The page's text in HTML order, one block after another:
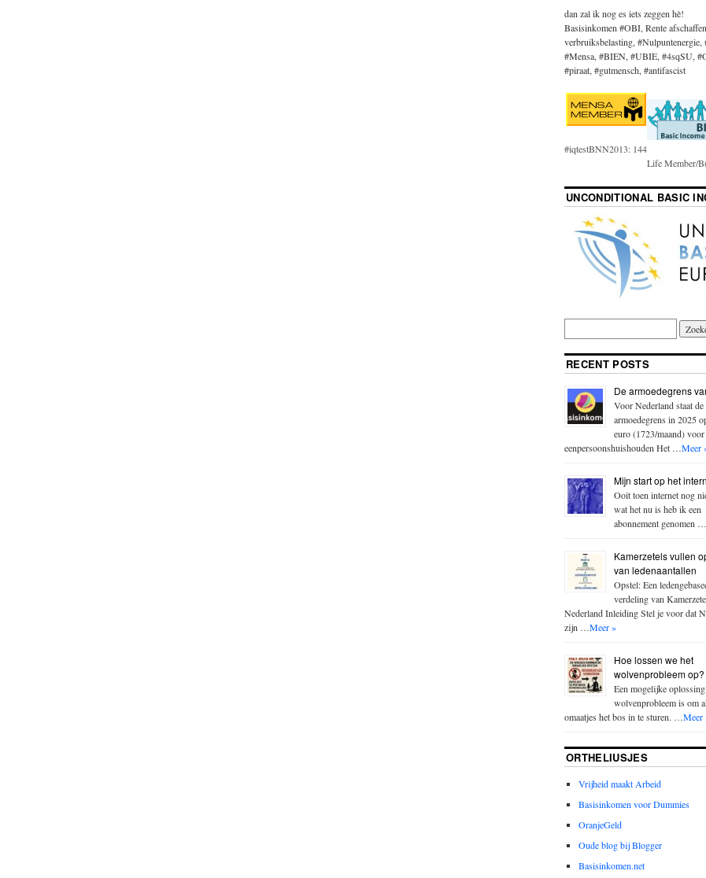
dan zal ik nog es iets zeggen hè!
Basisinkomen #OBI, Rente
verbruiksbelasting,
#Mensa, #BIEN, #UBIE, #4sqSU,
#piraat, #gutmensch, #antifascist
#iqtestBNN2013: 144
Life Member/
UNCONDITIONAL BASIC
RECENT POSTS
De armoedegrens
Voor Nederland staat de
armoedegrens in 2025
euro (1723/maand) voor
eenpersoonshuishouden Het …Meer
Mijn start op het
Ooit toen internet nog
wat het nu is heb ik een
abonnement genomen …
Kamerzetels vullen
van ledenaantallen
Opstel: Een
verdeling van
Nederland Inleiding Stel je voor dat
zijn …Meer »
Hoe lossen we het
wolvenprobleem op?
Een mogelijke
wolvenprobleem is om
omaatjes het bos in te sturen. …Meer
ORTHELIUSJES
Vrijheid maakt Arbeid
Basisinkomen voor Dummies
OranjeGeld
Oude blog bij Blogger
Basisinkomen.net